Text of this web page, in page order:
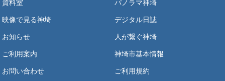
資料室 パノラマ神埼
映像で見る神埼 デジタル日誌
お知らせ 人が繋ぐ神埼
ご利用案内 神埼市基本情報
お問い合わせ ご利用規約